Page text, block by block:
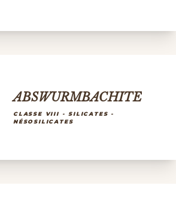
ABSWURMBACHITE
CLASSE VIII - SILICATES -
NÉSOSILICATES